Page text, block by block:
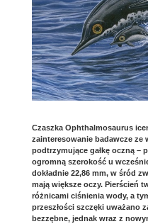
Czaszka Ophthalmosaurus
zainteresowanie badawcze ze
podtrzymujące gałkę oczną –
ogromną szerokość u
dokładnie 22,86 mm, w śród
mają większe oczy. Pierścień
różnicami ciśnienia wody, a
przeszłości szczęki uważano
bezzębne, jednak wraz z